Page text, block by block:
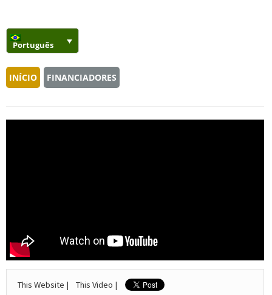
Português
INÍCIO FINANCIADORES
This Website | This Video |